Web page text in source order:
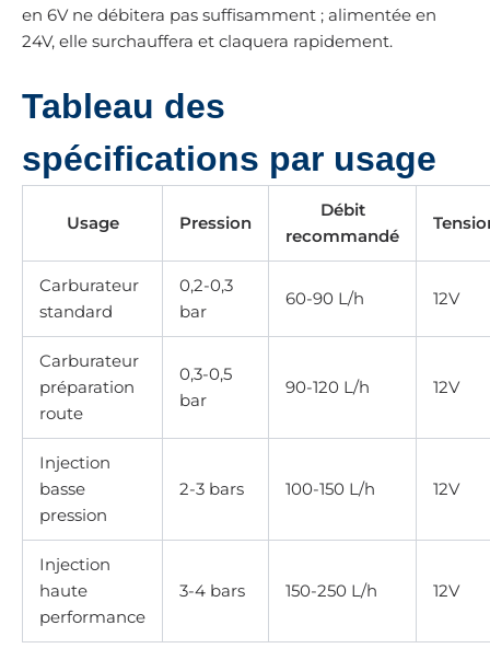
en 6V ne débitera pas suffisamment ; alimentée en
24V, elle surchauffera et claquera rapidement.
Tableau des
spécifications par usage
Usage Pression
Débit
recommandé
Carburateur
standard
0,2-0,3
bar
60-90 L/h 12V
Carburateur
préparation
route
0,3-0,5
bar
90-120 L/h 12V
Injection
basse
pression
2-3 bars 100-150 L/h 12V
Injection
haute
performance
3-4 bars 150-250 L/h 12V